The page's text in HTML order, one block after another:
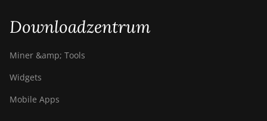
Downloadzentrum
Miner &amp; Tools
Widgets
Mobile Apps